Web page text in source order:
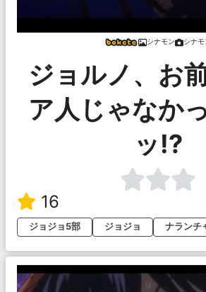
シナモン シナモ
ジョルノ、お
ア人じゃなか
ッ!?
16
ジョジョ5部
ジョジョ ナランチ